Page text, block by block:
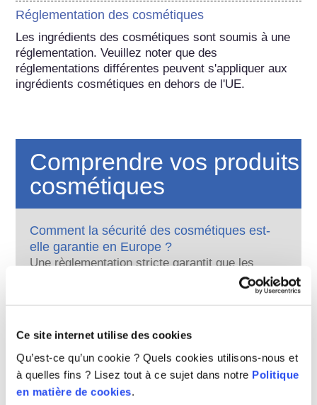
Ce site internet utilise des cookies
Qu’est-ce qu’un cookie ? Quels cookies utilisons-nous et
à quelles fins ? Lisez tout à ce sujet dans notre Politique
en matière de cookies.
Réglementation des cosmétiques
Les ingrédients des cosmétiques sont soumis à une
réglementation. Veuillez noter que des
réglementations différentes peuvent s'appliquer aux
ingrédients cosmétiques en dehors de l'UE.
Comprendre vos produits
cosmétiques
Comment la sécurité des cosmétiques est-
elle garantie en Europe ?
Une règlementation stricte garantit que les
produits cosmétiques vendus dans l’Union
consommateurs. Les entreprises et les
européennes se partagent la responsabilité
d’assurer la sécurité des produits
cosmétiques.
En savoir plus
Que dire des perturbateurs endocriniens ?
cosmétiques sont considérés comme des «
perturbateurs endocriniens » parce qu’ils sont
susceptibles d’imiter certaines propriétés de
En savoir plus